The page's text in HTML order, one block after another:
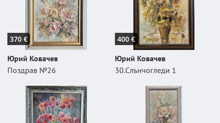
370 €
Юрий Ковачев
Поздрав №26
400 €
Юрий Ковачев
30.Слънчогледи 1